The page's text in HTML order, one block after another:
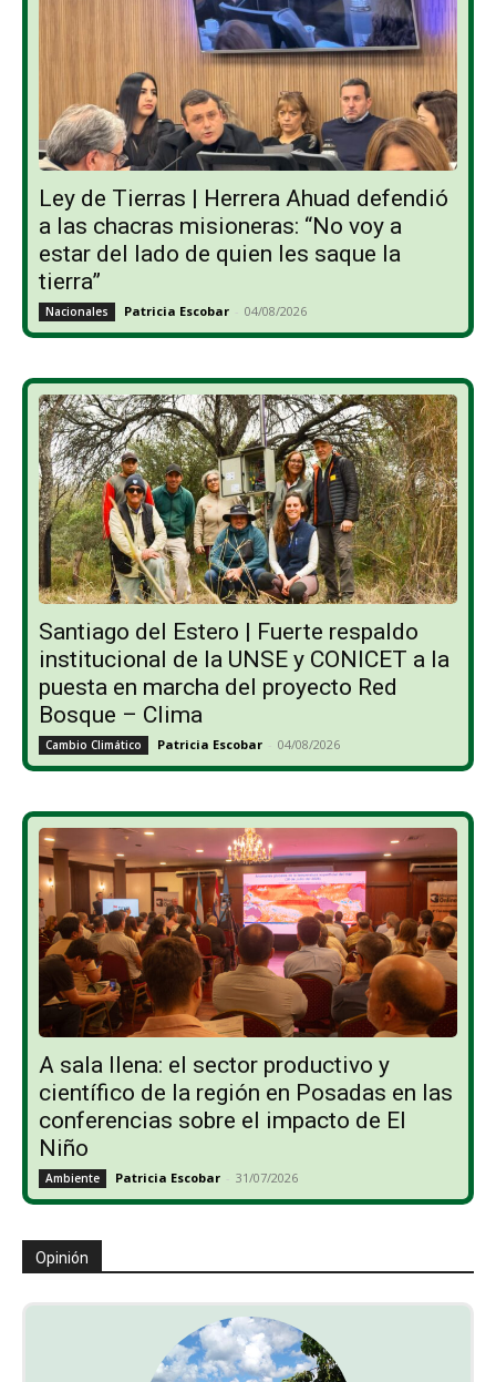
Ley de Tierras | Herrera Ahuad defendió
a las chacras misioneras: “No voy a
estar del lado de quien les saque la
tierra”
Nacionales Patricia Escobar - 04/08/2026
Santiago del Estero | Fuerte respaldo
institucional de la UNSE y CONICET a la
puesta en marcha del proyecto Red
Bosque – Clima
Cambio Climático Patricia Escobar - 04/08/2026
A sala llena: el sector productivo y
científico de la región en Posadas en las
conferencias sobre el impacto de El
Niño
Ambiente Patricia Escobar - 31/07/2026
Opinión